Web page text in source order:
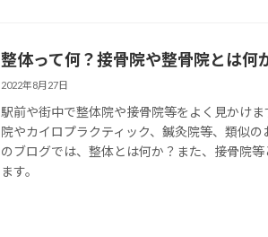
整体って何？接骨院や整骨院とは何
2022年8月27日
駅前や街中で整体院や接骨院等をよく見かけ
院やカイロプラクティック、鍼灸院等、類似の
のブログでは、整体とは何か？また、接骨院
ます。